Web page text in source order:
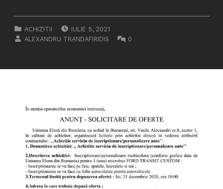
ACHIZITII IULIE 5, 2021
WRITTEN BY:
ALEXANDRU TRANDAFIRIDIS 0